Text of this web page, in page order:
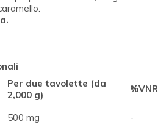
Per due tavolette (da
2,000 g)
500 mg
-